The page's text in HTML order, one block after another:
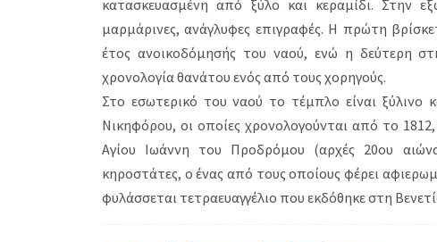
κατασκευασμένη από ξύλο και κεραμίδι. Στην
μαρμάρινες, ανάγλυφες επιγραφές. Η πρώτη
έτος ανοικοδόμησής του ναού, ενώ η δεύτερη
χρονολογία θανάτου ενός από τους χορηγούς.
Στο εσωτερικό του ναού το τέμπλο είναι ξύλινο
Νικηφόρου, οι οποίες χρονολογούνται από το
Αγίου Ιωάννη του Προδρόμου (αρχές 20ου
κηροστάτες, ο ένας από τους οποίους φέρει
φυλάσσεται τετραευαγγέλιο που εκδόθηκε στη